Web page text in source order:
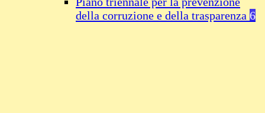
della corruzione e della trasparenza 6